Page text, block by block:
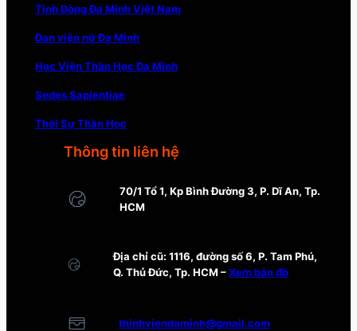
Tỉnh Dòng Đa Minh Việt Nam
Đan viện nữ Đa Minh
Học Viện Thần Học Đa Minh
Sedes Sapientiae
Thời Sự Thần Học
Thông tin liên hệ
70/1 Tổ 1, Kp Bình Đường 3, P. Dĩ An, Tp.
HCM
Địa chỉ cũ: 1116, đường số 6, P. Tam Phú,
Q. Thủ Đức, Tp. HCM –Xem bản đồ
thinhviendaminh@gmail.com